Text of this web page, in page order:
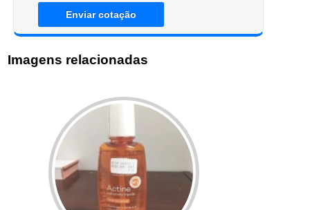
Enviar cotação
Imagens relacionadas